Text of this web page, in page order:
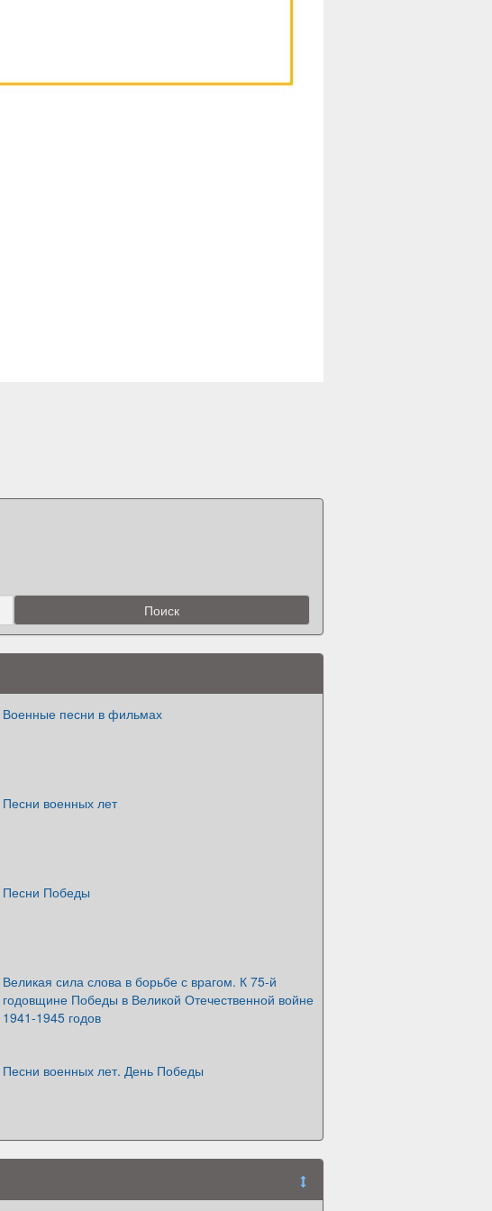
Военные песни в фильмах
Песни военных лет
Песни Победы
Великая сила слова в борьбе с врагом. К 75-й
годовщине Победы в Великой Отечественной войне
1941-1945 годов
Песни военных лет. День Победы